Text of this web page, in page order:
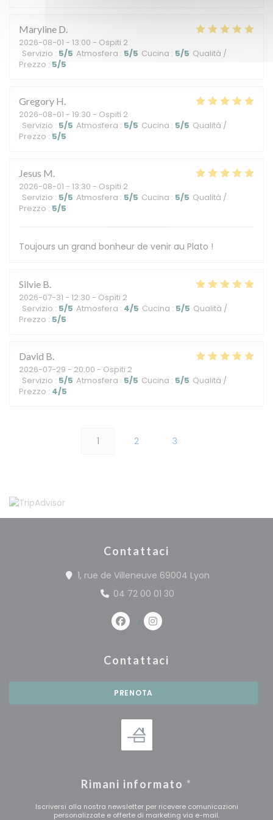
Maryline D
2026-08-01 - 13:00 - Ospiti 2
Servizio : 5/5 Atmosfera : 5/5 Cucina : 5/5 Qualità /
Prezzo : 5/5
Gregory H
2026-08-01 - 19:30 - Ospiti 2
Servizio : 5/5 Atmosfera : 5/5 Cucina : 5/5 Qualità /
Prezzo : 5/5
Jesus M
2026-08-01 - 13:30 - Ospiti 2
Servizio : 5/5 Atmosfera : 5/5 Cucina : 5/5 Qualità /
Prezzo : 5/5
Toujours un grand bonheur de venir au Plato !
Silvie B
2026-07-31 - 12:30 - Ospiti 2
Servizio : 5/5 Atmosfera : 4/5 Cucina : 5/5 Qualità /
Prezzo : 5/5
David B
2026-07-29 - 20:00 - Ospiti 2
Servizio : 5/5 Atmosfera : 5/5 Cucina : 5/5 Qualità /
Prezzo : 4/5
1 2 3
Contattaci
1, rue de Villeneuve 69004 Lyon
04 72 00 01 30
Facebook ((apre una nuova
Instagram ((apre una
Contattaci
PRENOTA
Rimani informato *
Iscriversi alla nostra newsletter per ricevere comunicazioni
personalizzate e offerte di marketing via e-mail.